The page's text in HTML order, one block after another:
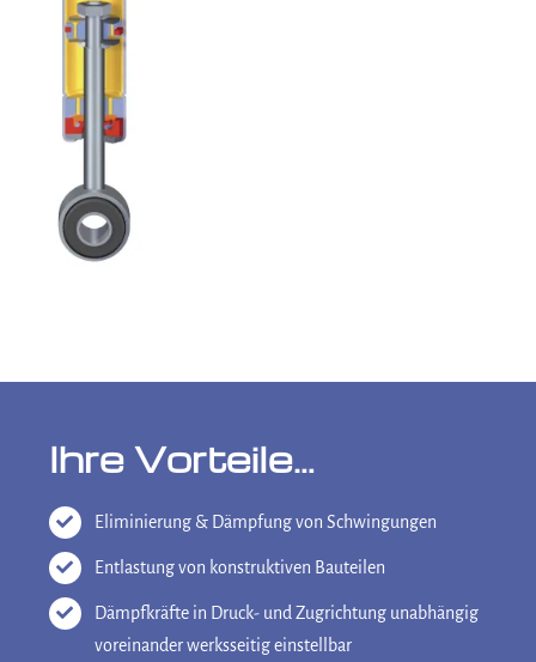
Ihre Vorteile…
Eliminierung & Dämpfung von Schwingungen
Entlastung von konstruktiven Bauteilen
Dämpfkräfte in Druck- und Zugrichtung unabhängig
voreinander werksseitig einstellbar